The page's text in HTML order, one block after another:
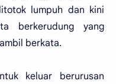
lumpuh dan kini
berkerudung yang
berkata.
keluar berurusan